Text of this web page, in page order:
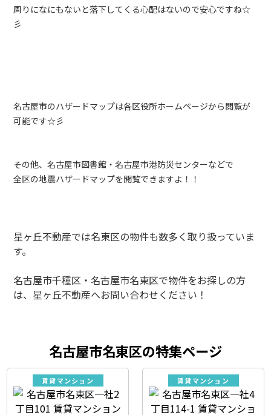
周りになにもないと落下してくる心配はないので安心ですね☆
彡
名古屋市のハザードマップは各区役所ホームページから閲覧が
可能です☆彡
その他、名古屋市図書館・名古屋市港防災センターなどで
全区の地震ハザードマップを閲覧できますよ！！
星ヶ丘不動産では名東区の物件も数多く取り扱っていま
す。
名古屋市千種区・名古屋市名東区で物件をお探しの方
は、星ヶ丘不動産へお問い合わせください！
名古屋市名東区の特集ページ
賃貸マンション 賃貸マンション